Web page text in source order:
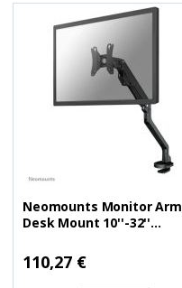
Neomounts Monitor Arm
Desk Mount 10''-32''
Ειδική
Τιμή
110,27 €